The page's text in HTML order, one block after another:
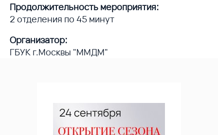
Продолжительность мероприятия:
2 отделения по 45 минут
Организатор:
ГБУК г.Москвы "ММДМ"